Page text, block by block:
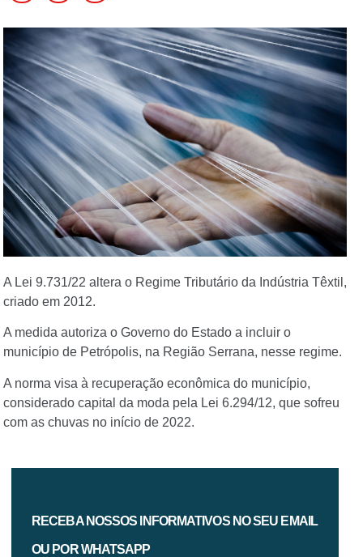
A Lei 9.731/22 altera o Regime Tributário da Indústria Têxtil,
criado em 2012.
A medida autoriza o Governo do Estado a incluir o
município de Petrópolis, na Região Serrana, nesse regime.
A norma visa à recuperação econômica do município,
considerado capital da moda pela Lei 6.294/12, que sofreu
com as chuvas no início de 2022.
RECEBA NOSSOS INFORMATIVOS NO SEU EMAIL
OU POR WHATSAPP